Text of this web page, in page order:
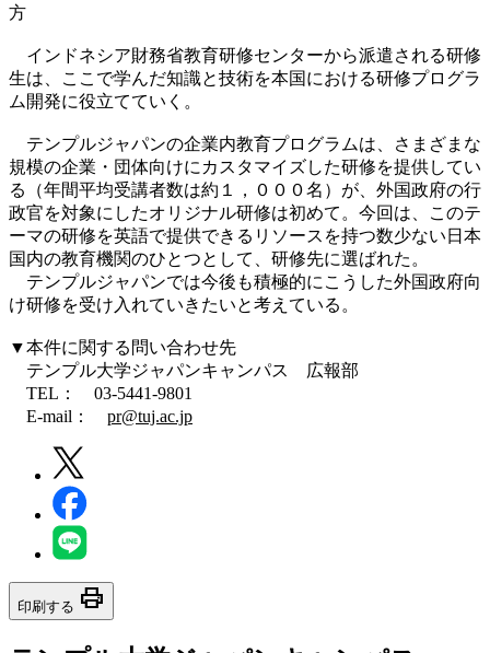
方
インドネシア財務省教育研修センターから派遣される研修
生は、ここで学んだ知識と技術を本国における研修プログラ
ム開発に役立てていく。
テンプルジャパンの企業内教育プログラムは、さまざまな
規模の企業・団体向けにカスタマイズした研修を提供してい
る（年間平均受講者数は約１，０００名）が、外国政府の行
政官を対象にしたオリジナル研修は初めて。今回は、このテ
ーマの研修を英語で提供できるリソースを持つ数少ない日本
国内の教育機関のひとつとして、研修先に選ばれた。
テンプルジャパンでは今後も積極的にこうした外国政府向
け研修を受け入れていきたいと考えている。
▼本件に関する問い合わせ先
テンプル大学ジャパンキャンパス 広報部
TEL： 03-5441-9801
E-mail： pr@tuj.ac.jp
印刷する print